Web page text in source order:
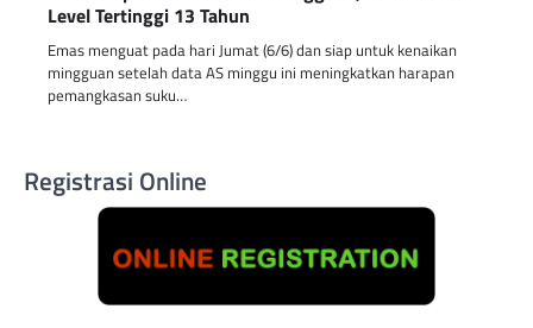
Level Tertinggi 13 Tahun
Emas menguat pada hari Jumat (6/6) dan siap untuk kenaikan
mingguan setelah data AS minggu ini meningkatkan harapan
pemangkasan suku…
Registrasi Online